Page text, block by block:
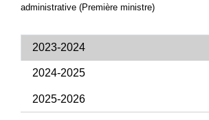
administrative (Première ministre)
2023-2024
2024-2025
2025-2026